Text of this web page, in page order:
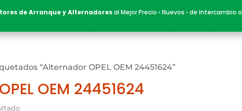
de Arranque y Alternadoresal Mejor Precio › Nuevos › de Intercambio o
“Alternador OPEL OEM 24451624”
OEM 24451624